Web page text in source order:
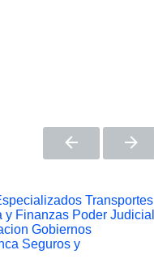
Transportes
y Finanzas Poder Judicial
Gobiernos
Seguros y